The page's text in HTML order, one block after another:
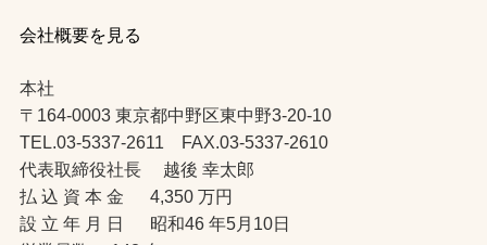
会社概要を見る
本社
〒164-0003 東京都中野区東中野3-20-10
TEL.03-5337-2611 FAX.03-5337-2610
代表取締役社長 越後 幸太郎
払 込 資 本 金 4,350 万円
設 立 年 月 日 昭和46 年5月10日